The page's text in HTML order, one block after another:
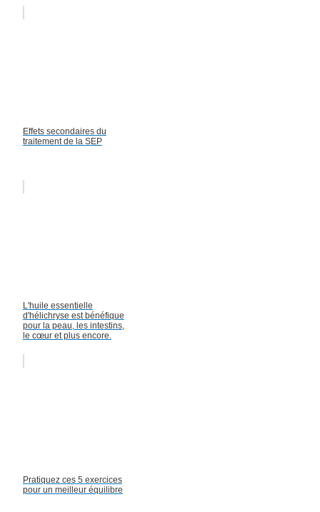
Effets secondaires du
traitement de la SEP
L'huile essentielle
d'hélichryse est bénéfique
pour la peau, les intestins,
le cœur et plus encore.
Pratiquez ces 5 exercices
pour un meilleur équilibre